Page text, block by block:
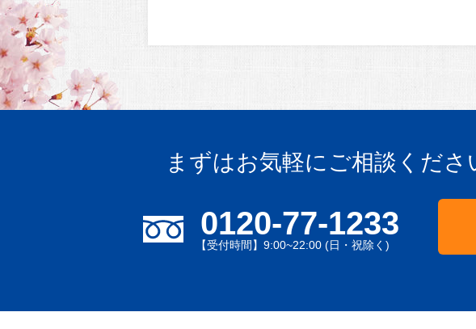
まずはお気軽にご相談くださ
0120-77-1233
【受付時間】9:00~22:00 (日・祝除く)